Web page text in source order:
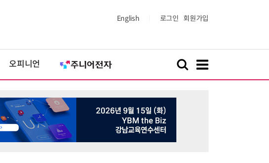
English 로그인 회원가입
오피니언